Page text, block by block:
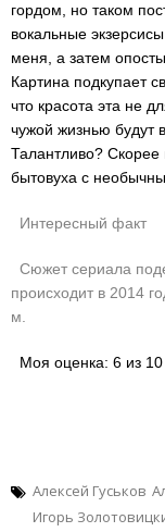
гордом, но таком
вокальные
меня, а затем
Картина подкупает
что красота эта не
чужой жизнью будут
Талантливо?
бытовуха с
Интересный факт
Сюжет сериала
происходит в 2014
м.
Моя оценка: 6 из 10
Алексей Гуськов
Игорь